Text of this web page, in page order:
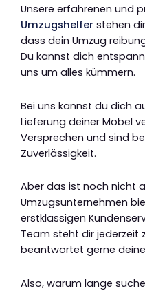
Unsere erfahrenen und
Umzugshelfer stehen
dass dein Umzug
Du kannst dich
uns um alles kümmern.
Bei uns kannst du dich
Lieferung deiner Möbel
Versprechen und sind
Zuverlässigkeit.
Aber das ist noch nicht
Umzugsunternehmen
erstklassigen
Team steht dir jederzeit
beantwortet gerne
Also, warum lange